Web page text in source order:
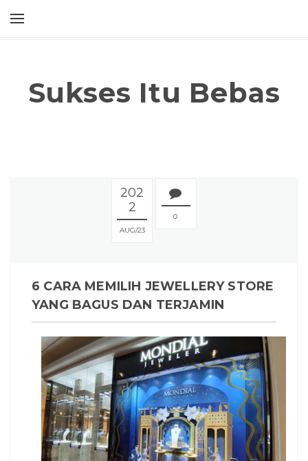
Sukses Itu Bebas
202
2
AUG 23
0
6 CARA MEMILIH JEWELLERY STORE
YANG BAGUS DAN TERJAMIN